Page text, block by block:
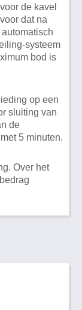
de kavel
dat na
systeem
bod is
op een
sluiting van
de
5 minuten.
Over het